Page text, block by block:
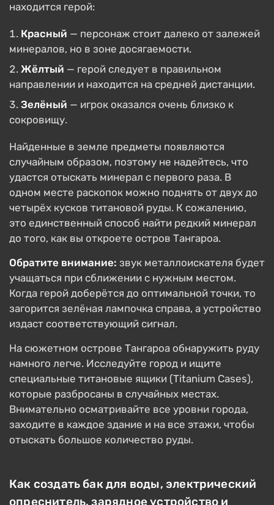
находится герой:
Красный — персонаж стоит далеко от залежей
минералов, но в зоне досягаемости.
Жёлтый — герой следует в правильном
направлении и находится на средней дистанции.
Зелёный — игрок оказался очень близко к
сокровищу.
Найденные в земле предметы появляются
случайным образом, поэтому не надейтесь, что
удастся отыскать минерал с первого раза. В
одном месте раскопок можно поднять от двух до
четырёх кусков титановой руды. К сожалению,
это единственный способ найти редкий минерал
до того, как вы откроете остров Тангароа.
Обратите внимание: звук металлоискателя будет
учащаться при сближении с нужным местом.
Когда герой доберётся до оптимальной точки, то
загорится зелёная лампочка справа, а устройство
издаст соответствующий сигнал.
На сюжетном острове Тангароа обнаружить руду
намного легче. Исследуйте город и ищите
специальные титановые ящики (Titanium Cases),
которые разбросаны в случайных местах.
Внимательно осматривайте все уровни города,
заходите в каждое здание и на все этажи, чтобы
отыскать большое количество руды.
Как создать бак для воды, электрический
опреснитель, зарядное устройство и